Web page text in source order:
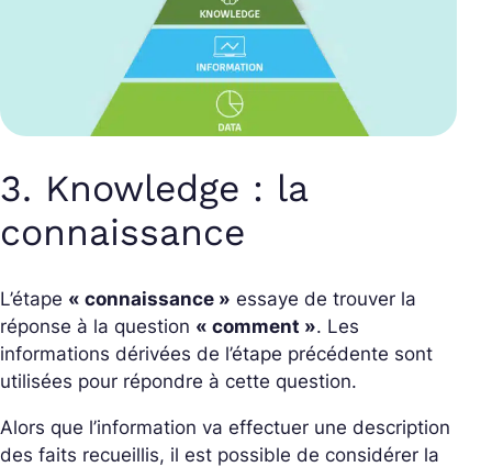
3. Knowledge : la
connaissance
L’étape « connaissance » essaye de trouver la
réponse à la question « comment ». Les
informations dérivées de l’étape précédente sont
utilisées pour répondre à cette question.
Alors que l’information va effectuer une description
des faits recueillis, il est possible de considérer la